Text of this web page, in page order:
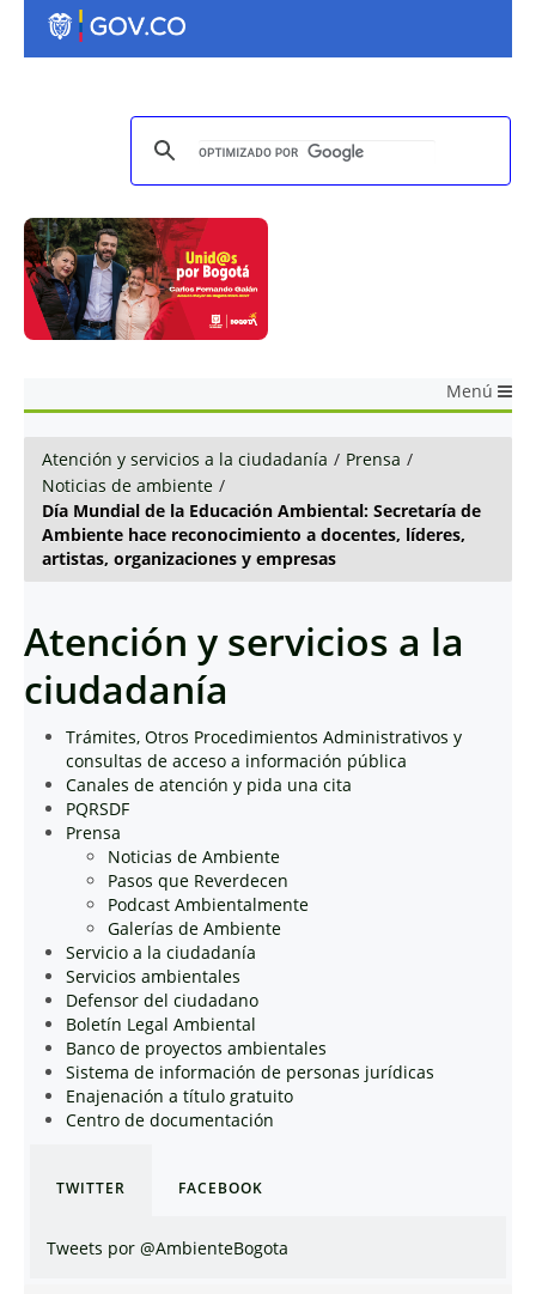
Menú
Atención y servicios a la ciudadanía / Prensa /
Noticias de ambiente /
Día Mundial de la Educación Ambiental: Secretaría de
Ambiente hace reconocimiento a docentes, líderes,
artistas, organizaciones y empresas
Atención y servicios a la
ciudadanía
Trámites, Otros Procedimientos Administrativos y
consultas de acceso a información pública
Canales de atención y pida una cita
PQRSDF
Prensa
Noticias de Ambiente
Pasos que Reverdecen
Podcast Ambientalmente
Galerías de Ambiente
Servicio a la ciudadanía
Servicios ambientales
Defensor del ciudadano
Boletín Legal Ambiental
Banco de proyectos ambientales
Sistema de información de personas jurídicas
Enajenación a título gratuito
Centro de documentación
TWITTER FACEBOOK
Tweets por @AmbienteBogota